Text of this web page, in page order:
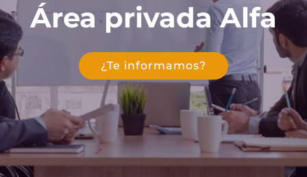
Área privada Alfa
¿Te informamos?